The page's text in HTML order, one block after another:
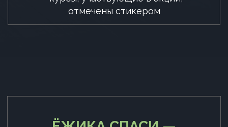
бесплатно
1. Батарейка, сдавайся! Что и как